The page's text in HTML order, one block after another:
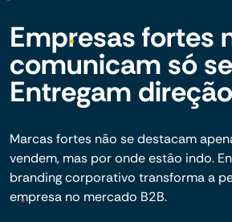
Empresas fortes
comunicam só
Entregam
Marcas fortes não se destacam
vendem, mas por onde estão indo.
branding corporativo transforma a
empresa no mercado B2B.